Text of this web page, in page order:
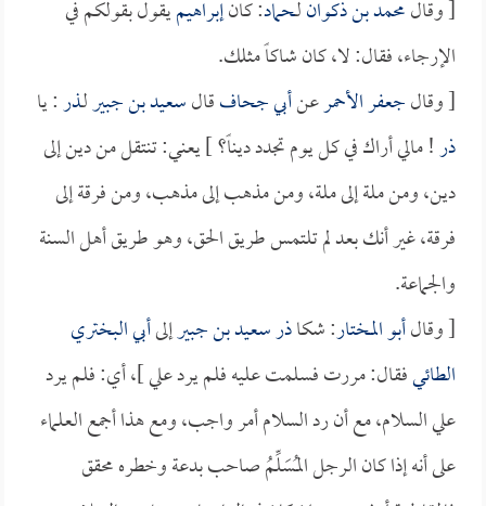
[ وقالمحمد بن ذكوانلـحماد: كانإبراهيميقول بقولكم في
الإرجاء، فقال: لا، كان شاكاً مثلك.
[ وقالجعفر الأحمرعنأبي جحافقالسعيد بن جبيرلـذر: يا
ذر! مالي أراك في كل يوم تجدد ديناً؟ ] يعني: تنتقل من دين إلى
دين، ومن ملة إلى ملة، ومن مذهب إلى مذهب، ومن فرقة إلى
فرقة، غير أنك بعد لم تلتمس طريق الحق، وهو طريق أهل السنة
والجماعة.
[ وقالأبو المختار: شكاذرسعيد بن جبيرإلىأبي البختري
الطائيفقال: مررت فسلمت عليه فلم يرد علي ]، أي: فلم يرد
علي السلام، مع أن رد السلام أمر واجب، ومع هذا أجمع العلماء
على أنه إذا كان الرجل المُسَلِّمُ صاحب بدعة وخطره محقق